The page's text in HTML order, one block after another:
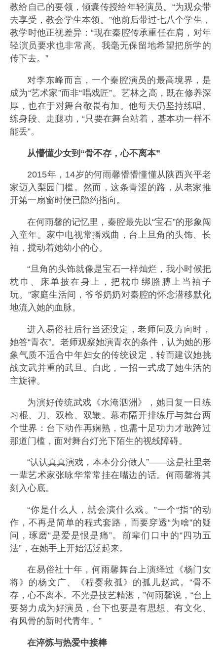
教给自己的要领，倾囊传授给年轻演员。“为观众带
去享受，教会学生本领。”他前后带过七八个学生，
教学时他正视差异：“现在秦腔传承重任在肩，对年
轻演员要求也非常高。我毫无保留地希望把所学的
传下去。”
对李东峰而言，一个秦腔演员的最高境界，是
成为“艺术家”而非“唱戏匠”。艺林之高，既在修养深
厚，也在于对舞台敬畏有加。他每天仍坚持练唱、
练身段、走腿功，“只要在舞台站着，基本功一样不
能丢”。
从懵懂少女到“骨不存，心不离本”
2015年，14岁的何雨馨懵懵懂懂从陕西兴平老
家迈入梨园门槛。然而，这条青涩的路，从老家推
开第一扇窗时便已隐约指向。
在何雨馨的记忆里，秦腔最先以“宝石”的形象闯
入童年。家中电视常播戏曲，台上旦角的头饰、长
袖，搅动着她幼小的心。
“旦角的头饰就像是宝石一样灿烂，我小时候把
枕巾、床单披在身上，把枕巾绑胳膊上当袖子
玩。”家庭生活间，爷爷奶奶对秦腔的怀念潜移默化
地流入她的血脉。
进入易俗社后行当还没定，老师问及方向时，
她答“青衣”。老师观察她演青衣的条件，认为她的形
象气质不适合中年妇女的传统设定，转而建议她挑
战文武并重的武旦。自此，一招一式成了她生活的
主旋律。
为演好传统武戏《水淹泗洲》，她日复一日练
习棍、刀、双枪、双鞭。幕布隔开排练厅与舞台两
个世界：台下动作再娴熟，也需十足功力才敢跨过
那道门槛，面对舞台灯光下陌生的视线障碍。
“认认真真演戏，本本分分做人”——这是社里老
一辈艺术家张咏华常常挂在嘴边的话。何雨馨将其
刻入心底。
“你是什么人，就会演什么戏。”一个“指”的动
作，不再是简单的程式套路，而要穿透“为啥”的疑
问，琢磨“是爱是恨是痛”。前辈们口中的“四功五
法”，在她手上开始活泛起来。
在易俗社十年，何雨馨舞台上演绎过《杨门女
将》的杨文广、《程婴救孤》的孤儿赵武。“骨不
存，心不离本。不光是技艺精湛，”何雨馨说，“台上
要努力成为好演员，台下也要是有思想、有文化、
有风骨的新时代青年。”
在淬炼与热爱中接棒